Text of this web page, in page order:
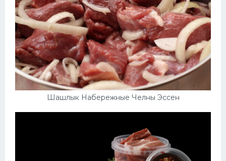
Шашлык Набережные Челны Эссен